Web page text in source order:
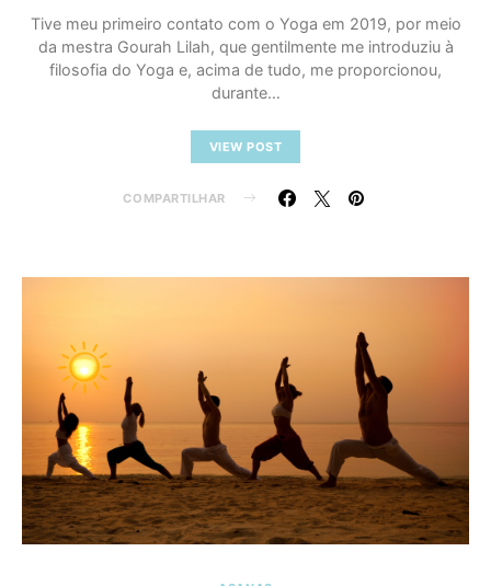
Tive meu primeiro contato com o Yoga em 2019, por meio
da mestra Gourah Lilah, que gentilmente me introduziu à
filosofia do Yoga e, acima de tudo, me proporcionou,
durante…
VIEW POST
COMPARTILHAR